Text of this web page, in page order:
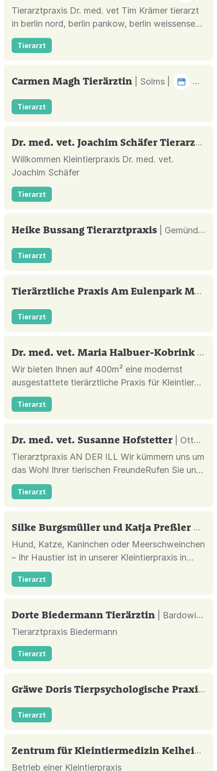
Tierarztpraxis Dr. med. vet Tim Krämer tierarzt
in berlin nord, berlin pankow, berlin weissensee
- mit der Beschreibung des Leistungs- und
Serviceangebots
Tierarzt
Carmen Magh Tierärztin | Solms |
Tierarzt
Dr. med. vet. Joachim Schäfer Tierarzt
Willkommen Kleintierpraxis Dr. med. vet.
Joachim Schäfer
Tierarzt
Heike Bussang Tierarztpraxis | Gemünden (Wohra) |
Tierarzt
Tierärztliche Praxis Am Eulenpark Mannhardt Kerstin Dr. Tierarztpraxis
Tierarzt
Dr. med. vet. Maria Halbuer-Kobrink Fachtierärztin für Kleintiere
Wir bieten Ihnen auf 400m² eine modernst
ausgestattete tierärztliche Praxis für Kleintiere
unter fachtierärztlicher Leitung im Herzen von
Oelde
Tierarzt
Dr. med. vet. Susanne Hofstetter
| Ottweiler |
Tierarztpraxis AN DER ILL Wir kümmern uns um
das Wohl Ihrer tierischen FreundeRufen Sie uns
an! Tierarztpraxis AN DER ILL Wir kümmern uns
um das Wohl Ihrer tierischen FreundeRufen
Tierarzt
Silke Burgsmüller und Katja Preßler Tierärzliche Gemeinschaftspraxis
Hund, Katze, Kaninchen oder Meerschweinchen
– Ihr Haustier ist in unserer Kleintierpraxis in
Stuttgart-Heumaden Burgsmüller & Preßler in
besten Händen.
Tierarzt
Dorte Biedermann Tierärztin
| Bardowick |
Tierarztpraxis Biedermann
Tierarzt
Gräwe Doris Tierpsychologische Praxis
Tierarzt
Zentrum für Kleintiermedizin Kelheim GmbH
Betrieb einer Kleintierpraxis